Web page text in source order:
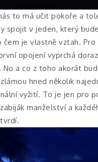
to má učit pokoře a
spojit v jeden, který
čem je vlastně vztah.
opojení vyprchá
a co z toho akorát
hned několik
vyžití. To je jen pro
manželství a